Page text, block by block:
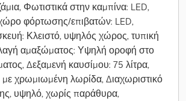
Φωτιστικά στην καμπίνα: LED,
φόρτωσης/επιβατών: LED,
Κλειστό, υψηλός χώρος, τυπική
αμαξώματος: Υψηλή οροφή στο
Δεξαμενή καυσίμου: 75 λίτρα,
χρωμιωμένη λωρίδα, Διαχωριστικό
υψηλό, χωρίς παράθυρα,